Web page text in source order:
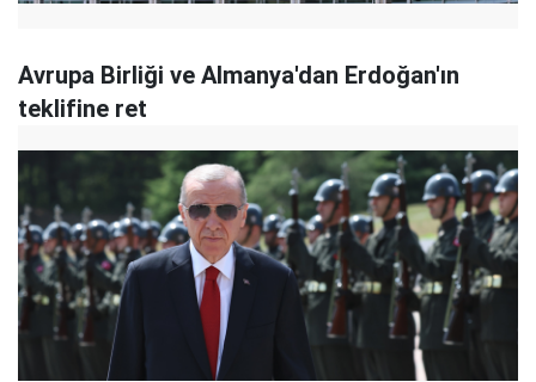
Avrupa Birliği ve Almanya'dan Erdoğan'ın
teklifine ret